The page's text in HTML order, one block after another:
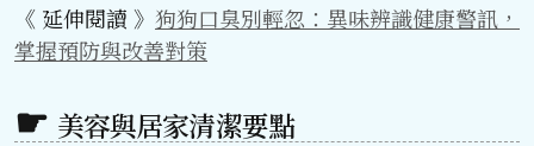
《 延伸閱讀 》 狗狗口臭別輕忽：異味辨識健康警訊，
掌握預防與改善對策
美容與居家清潔要點